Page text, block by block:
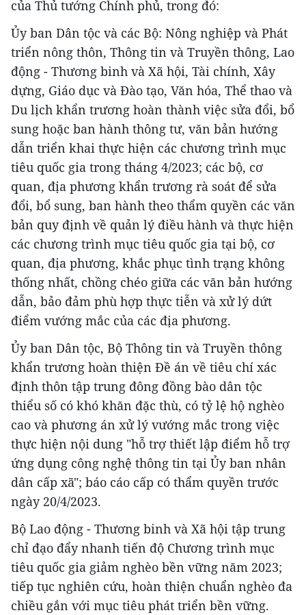
của Thủ tướng Chính phủ, trong đó:
Ủy ban Dân tộc và các Bộ: Nông nghiệp và Phát
triển nông thôn, Thông tin và Truyền thông, Lao
động - Thương binh và Xã hội, Tài chính, Xây
dựng, Giáo dục và Đào tạo, Văn hóa, Thể thao và
Du lịch khẩn trương hoàn thành việc sửa đổi, bổ
sung hoặc ban hành thông tư, văn bản hướng
dẫn triển khai thực hiện các chương trình mục
tiêu quốc gia trong tháng 4/2023; các bộ, cơ
quan, địa phương khẩn trương rà soát để sửa
đổi, bổ sung, ban hành theo thẩm quyền các văn
bản quy định về quản lý điều hành và thực hiện
các chương trình mục tiêu quốc gia tại bộ, cơ
quan, địa phương, khắc phục tình trạng không
thống nhất, chồng chéo giữa các văn bản hướng
dẫn, bảo đảm phù hợp thực tiễn và xử lý dứt
điểm vướng mắc của các địa phương.
Ủy ban Dân tộc, Bộ Thông tin và Truyền thông
khẩn trương hoàn thiện Đề án về tiêu chí xác
định thôn tập trung đông đồng bào dân tộc
thiểu số có khó khăn đặc thù, có tỷ lệ hộ nghèo
cao và phương án xử lý vướng mắc trong việc
thực hiện nội dung "hỗ trợ thiết lập điểm hỗ trợ
ứng dụng công nghệ thông tin tại Ủy ban nhân
dân cấp xã"; báo cáo cấp có thẩm quyền trước
ngày 20/4/2023.
Bộ Lao động - Thương binh và Xã hội tập trung
chỉ đạo đẩy nhanh tiến độ Chương trình mục
tiêu quốc gia giảm nghèo bền vững năm 2023;
tiếp tục nghiên cứu, hoàn thiện chuẩn nghèo đa
chiều gắn với mục tiêu phát triển bền vững.